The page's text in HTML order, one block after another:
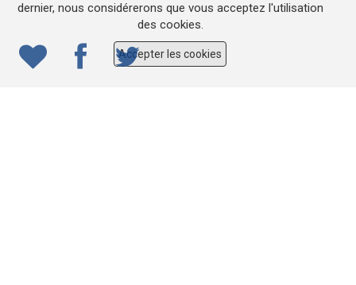
© 2022ONE.be– Production : Dew production – Tous
droits réservés – Webdesign: Lokidor
dernier, nous considérerons que vous acceptez l'utilisation
des cookies.
Accepter les cookies